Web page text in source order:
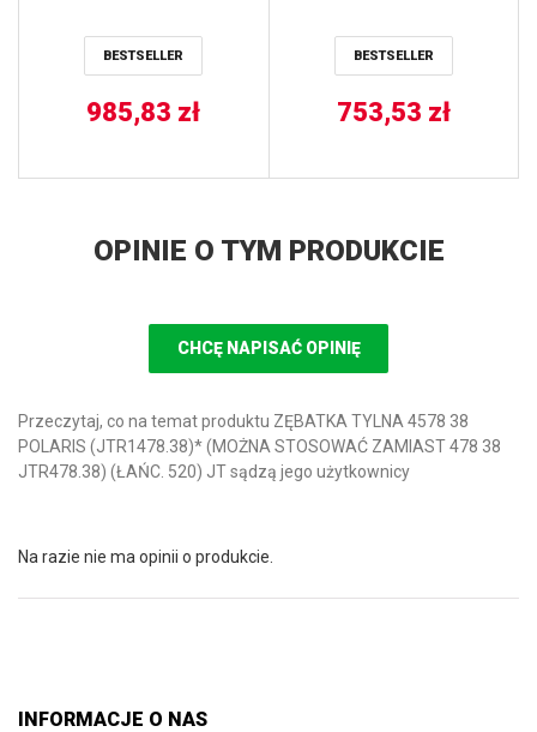
BESTSELLER
985,83 zł
BESTSELLER
753,53 zł
OPINIE O TYM PRODUKCIE
CHCĘ NAPISAĆ OPINIĘ
Przeczytaj, co na temat produktu ZĘBATKA TYLNA 4578 38
POLARIS (JTR1478.38)* (MOŻNA STOSOWAĆ ZAMIAST 478 38
JTR478.38) (ŁAŃC. 520) JT sądzą jego użytkownicy
Na razie nie ma opinii o produkcie.
INFORMACJE O NAS